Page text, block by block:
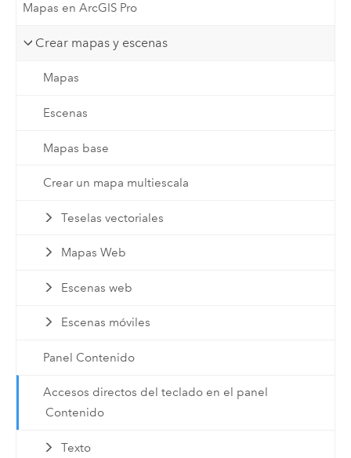
Mapas en ArcGIS Pro
Crear mapas y escenas
Mapas
Escenas
Mapas base
Crear un mapa multiescala
Teselas vectoriales
Mapas Web
Escenas web
Escenas móviles
Panel Contenido
Accesos directos del teclado en el panel
Contenido
Texto